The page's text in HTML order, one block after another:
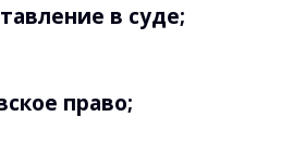
в суде;
право;